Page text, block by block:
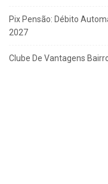
Pix Pensão: Débito
2027
Clube De Vantagens